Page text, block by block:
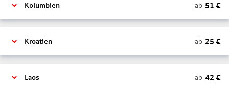
Kolumbien ab 51 €
Kroatien ab 25 €
Laos ab 42 €